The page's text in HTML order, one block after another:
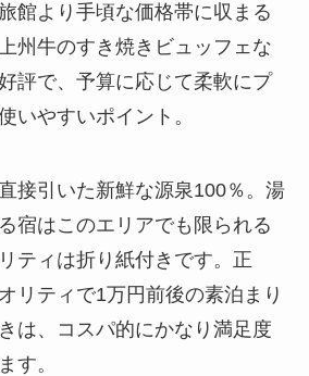
館より手頃な価格帯に収まる
州牛のすき焼きビュッフェな
評で、予算に応じて柔軟にプ
いやすいポイント。
接引いた新鮮な源泉100％。湯
宿はこのエリアでも限られる
ティは折り紙付きです。正
リティで1万円前後の素泊まり
は、コスパ的にかなり満足度
す。